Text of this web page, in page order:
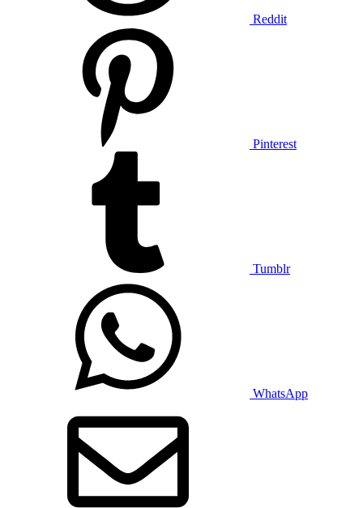
Reddit
Pinterest
Tumblr
WhatsApp